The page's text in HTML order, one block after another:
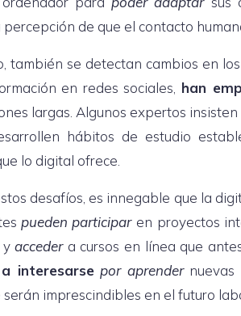
percepción de que el contacto
también se detectan cambios en
en redes sociales, han
largas. Algunos expertos
hábitos de estudio
lo digital ofrece.
desafíos, es innegable que la
pueden participaren proyectos
y accedera cursos en línea que
interesarse por aprender nuevas
imprescindibles en el futuro